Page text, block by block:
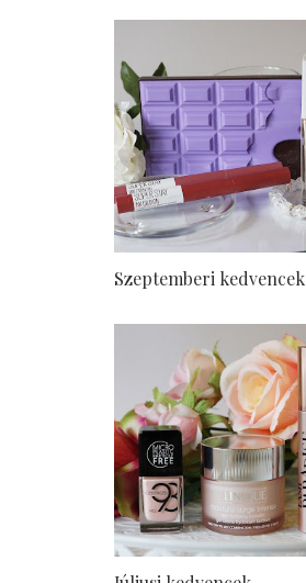
Szeptemberi kedvencek